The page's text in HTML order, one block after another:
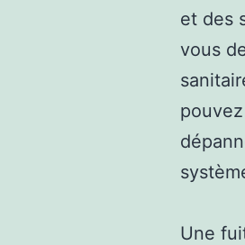
et des
vous
Une